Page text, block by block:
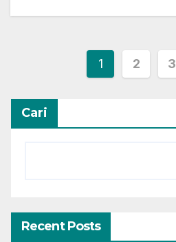
Paginasi
1 2 3
Cari
Recent Posts